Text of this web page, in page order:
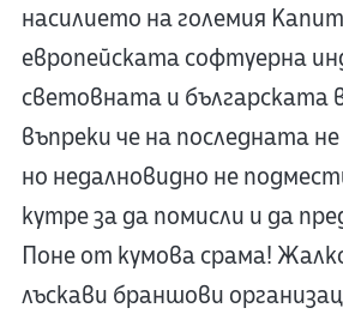
насилието на големия
европейската софтуерна
световната и българската
въпреки че на последната
но недалновидно не
кутре за да помисли и да
Поне от кумова срама!
лъскави браншови